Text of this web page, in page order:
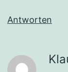
Antworten